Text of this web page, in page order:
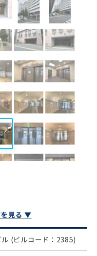
を見る ▼
(ビルコード：2385)